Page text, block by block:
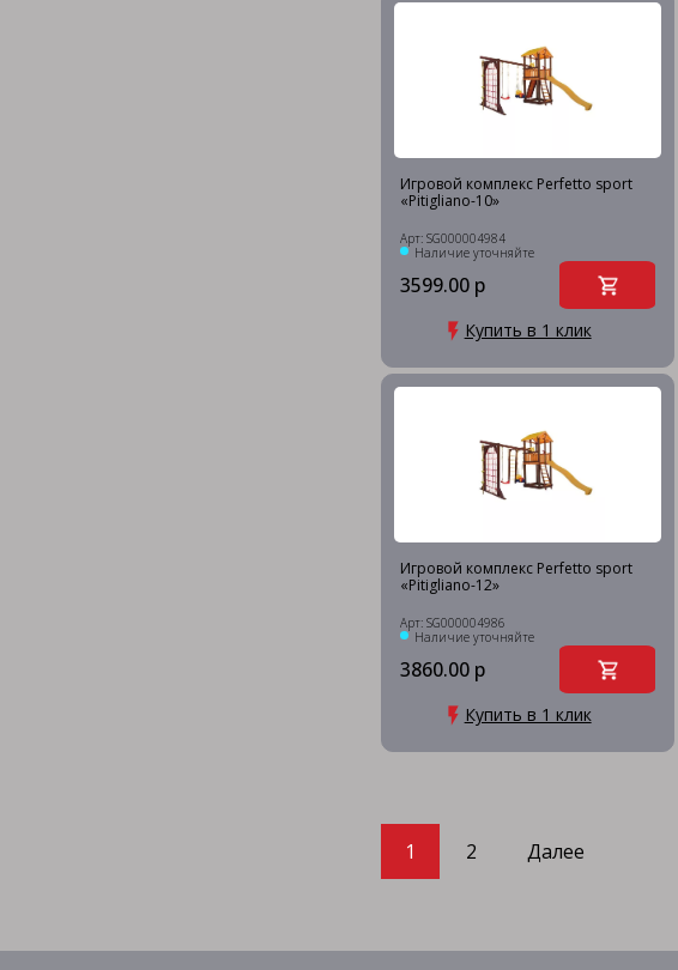
Игровой комплекс Perfetto sport
«Pitigliano-10»
Арт: SG000004984
Наличие уточняйте
3599.00 р
Купить в 1 клик
Игровой комплекс Perfetto sport
«Pitigliano-12»
Арт: SG000004986
Наличие уточняйте
3860.00 р
Купить в 1 клик
1 2 Далее